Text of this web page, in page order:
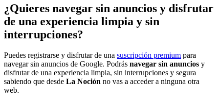
¿Quieres navegar sin anuncios y disfrutar
de una experiencia limpia y sin
interrupciones?
Puedes registrarse y disfrutar de una suscripción premium para
navegar sin anuncios de Google. Podrás navegar sin anuncios y
disfrutar de una experiencia limpia, sin interrupciones y segura
sabiendo que desde La Noción no vas a acceder a ninguna otra
web.